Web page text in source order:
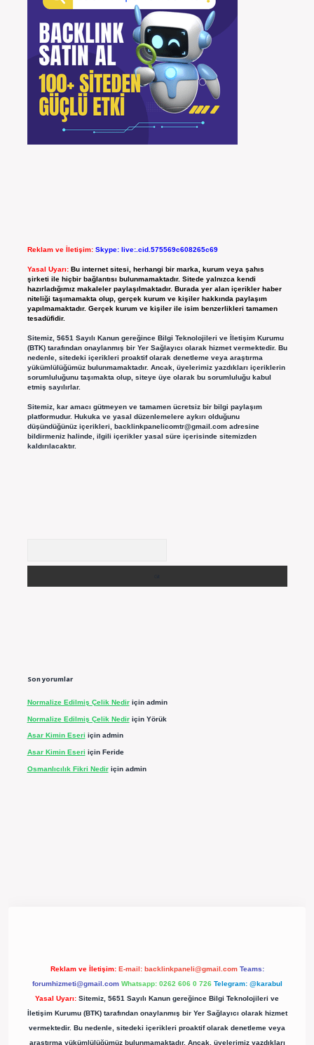
Reklam ve İletişim: Skype: live:.cid.575569c608265c69
Yasal Uyarı: Bu internet sitesi, herhangi bir marka, kurum veya şahıs
şirketi ile hiçbir bağlantısı bulunmamaktadır. Sitede yalnızca kendi
hazırladığımız makaleler paylaşılmaktadır. Burada yer alan içerikler haber
niteliği taşımamakta olup, gerçek kurum ve kişiler hakkında paylaşım
yapılmamaktadır. Gerçek kurum ve kişiler ile isim benzerlikleri tamamen
tesadüfidir.
Sitemiz, 5651 Sayılı Kanun gereğince Bilgi Teknolojileri ve İletişim Kurumu
(BTK) tarafından onaylanmış bir Yer Sağlayıcı olarak hizmet vermektedir. Bu
nedenle, sitedeki içerikleri proaktif olarak denetleme veya araştırma
yükümlülüğümüz bulunmamaktadır. Ancak, üyelerimiz yazdıkları içeriklerin
sorumluluğunu taşımakta olup, siteye üye olarak bu sorumluluğu kabul
etmiş sayılırlar.
Sitemiz, kar amacı gütmeyen ve tamamen ücretsiz bir bilgi paylaşım
platformudur. Hukuka ve yasal düzenlemelere aykırı olduğunu
düşündüğünüz içerikleri, backlinkpanelicomtr@gmail.comadresine
bildirmeniz halinde, ilgili içerikler yasal süre içerisinde sitemizden
kaldırılacaktır.
Son yorumlar
Normalize Edilmiş Çelik Nediriçin admin
Normalize Edilmiş Çelik Nediriçin Yörük
Asar Kimin Eseri için admin
Asar Kimin Eseri için Feride
Osmanlıcılık Fikri Nediriçin admin
Reklam ve İletişim: E-mail: backlinkpaneli@gmail.com Teams:
forumhizmeti@gmail.com Whatsapp: 0262 606 0 726 Telegram: @karabul
Yasal Uyarı: Sitemiz, 5651 Sayılı Kanun gereğince Bilgi Teknolojileri ve
İletişim Kurumu (BTK) tarafından onaylanmış bir Yer Sağlayıcı olarak hizmet
vermektedir. Bu nedenle, sitedeki içerikleri proaktif olarak denetleme veya
araştırma yükümlülüğümüz bulunmamaktadır. Ancak, üyelerimiz yazdıkları